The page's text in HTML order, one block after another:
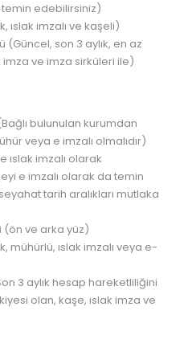
edebilirsiniz)
ıslak imzalı ve kaşeli)
son 3 aylık, en az
imza ve imza sirküleri ile)
bulunulan kurumdan
veya e imzalı olmalıdır)
ıslak imzalı olarak
e imzalı olarak da temin
tarih aralıkları mutlaka
(ön ve arka yüz)
mühürlü, ıslak imzalı veya e-
3 aylık hesap hareketliliğini
olan, kaşe, ıslak imza ve